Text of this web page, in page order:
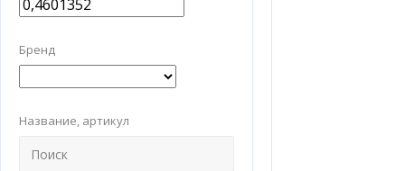
Бренд
Название, артикул